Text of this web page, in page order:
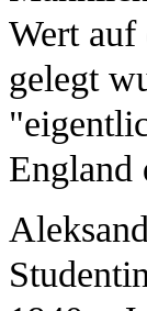
Wert
gelegt
England